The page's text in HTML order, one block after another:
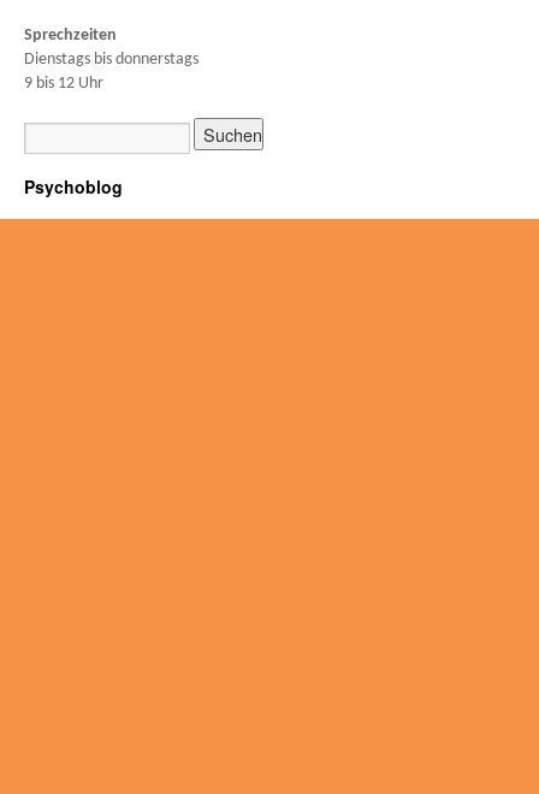
Sprechzeiten
Dienstags bis donnerstags
9 bis 12 Uhr
Psychoblog